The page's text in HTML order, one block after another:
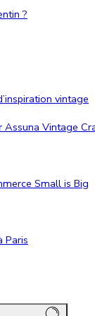
?
vintage
Assuna Vintage
Small is Big
Paris